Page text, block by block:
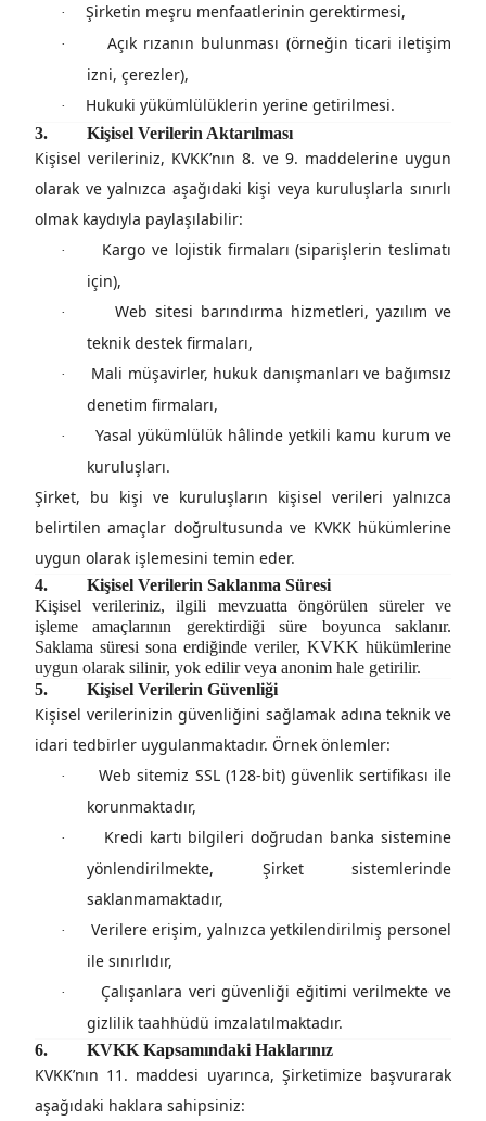
· Şirketin meşru menfaatlerinin gerektirmesi,
·
Açık rızanın bulunması (örneğin ticari iletişim
izni, çerezler),
· Hukuki yükümlülüklerin yerine getirilmesi.
3. Kişisel Verilerin Aktarılması
Kişisel verileriniz, KVKK’nın 8. ve 9. maddelerine uygun
olarak ve yalnızca aşağıdaki kişi veya kuruluşlarla sınırlı
olmak kaydıyla paylaşılabilir:
·
Kargo ve lojistik firmaları (siparişlerin teslimatı
için),
·
Web sitesi barındırma hizmetleri, yazılım ve
teknik destek firmaları,
·
Mali müşavirler, hukuk danışmanları ve bağımsız
denetim firmaları,
·
Yasal yükümlülük hâlinde yetkili kamu kurum ve
kuruluşları.
Şirket, bu kişi ve kuruluşların kişisel verileri yalnızca
belirtilen amaçlar doğrultusunda ve KVKK hükümlerine
uygun olarak işlemesini temin eder.
4.
Kişisel Verilerin Saklanma Süresi
Kişisel verileriniz, ilgili mevzuatta öngörülen süreler ve
işleme amaçlarının gerektirdiği süre boyunca saklanır.
Saklama süresi sona erdiğinde veriler, KVKK hükümlerine
uygun olarak silinir, yok edilir veya anonim hale getirilir.
5.
Kişisel Verilerin Güvenliği
Kişisel verilerinizin güvenliğini sağlamak adınateknik ve
idari tedbirler uygulanmaktadır. Örnek önlemler:
·
Web sitemiz SSL (128-bit) güvenlik sertifikası ile
korunmaktadır,
·
Kredi kartı bilgileri doğrudan banka sistemine
yönlendirilmekte, Şirket sistemlerinde
saklanmamaktadır,
·
Verilere erişim, yalnızca yetkilendirilmiş personel
ile sınırlıdır,
·
Çalışanlara veri güvenliği eğitimi verilmekte ve
gizlilik taahhüdü imzalatılmaktadır.
6. KVKK Kapsamındaki Haklarınız
KVKK’nın 11. maddesi uyarınca, Şirketimize başvurarak
aşağıdaki haklara sahipsiniz: